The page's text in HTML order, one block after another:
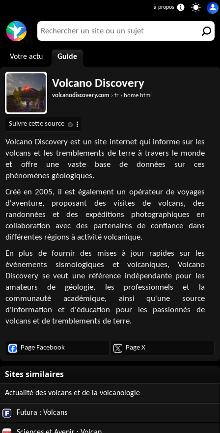
Votre actu Guide
Volcano Discovery
volcanodiscovery.com › fr › home.html
Volcano Discovery est un site internet qui informe sur les
volcans et les tremblements de terre à travers le monde
et offre une vaste base de données sur ces
phénomènes géologiques.
Créé en 2005, il est également un opérateur de voyages
d'aventure, proposant des visites de volcans, des
randonnées et des expéditions photographiques en
collaboration avec des partenaires de confiance dans
différentes régions à activité volcanique.
En plus de fournir des mises à jour rapides sur les
événements sismologiques et volcaniques, Volcano
Discovery se veut une référence indépendante pour les
amateurs de géologie, les professionnels et la
communauté académique, ainsi qu'une source
d'information et d'éducation pour les passionnés de
volcans et de tremblements de terre.
Page Facebook Page X
Actualité des volcans et de la volcanologie
Futura : Volcans